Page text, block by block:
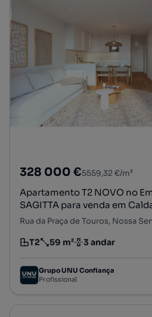
328 000 €5559,32 €/m²
Apartamento T2 NOVO no
SAGITTA para venda em
Tipologia
T2
Preço por metro quadrado
59 m²
Andar 3 andar
Grupo UNU Confiança
Profissional